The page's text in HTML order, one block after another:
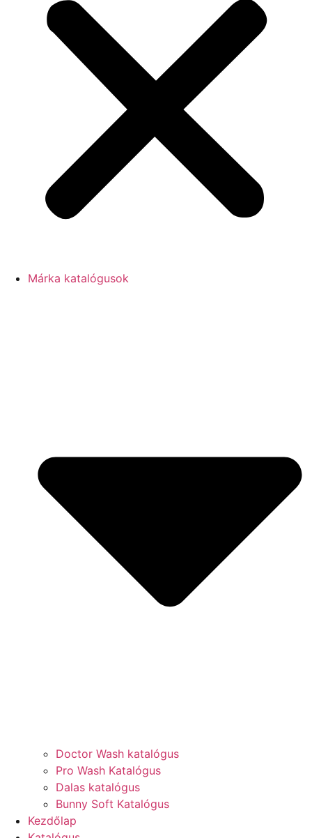
Márka katalógusok
Doctor Wash katalógus
Pro Wash Katalógus
Dalas katalógus
Bunny Soft Katalógus
Kezdőlap